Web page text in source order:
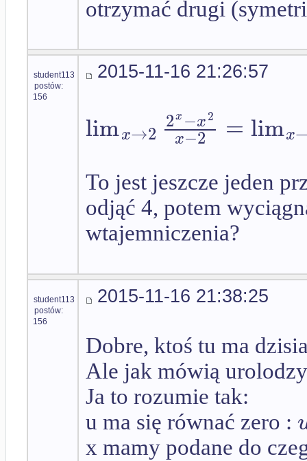
otrzymać drugi
student113
postów:
156
2015-11-16 21:26:57
limx→2 2x −x2
x−2 = limx
To jest jeszcze jeden
odjąć 4, potem
wtajemniczenia?
student113
postów:
156
2015-11-16 21:38:25
Dobre, ktoś tu ma
Ale jak mówią
Ja to rozumie tak:
u ma się równać zero :
x mamy podane do